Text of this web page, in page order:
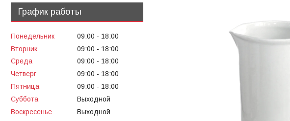
График работы
Понедельник 09:00
18:00
Вторник
09:00
18:00
Среда
09:00
18:00
Четверг
09:00
18:00
Пятница
09:00
18:00
Суббота
Выходной
Воскресенье
Выходной